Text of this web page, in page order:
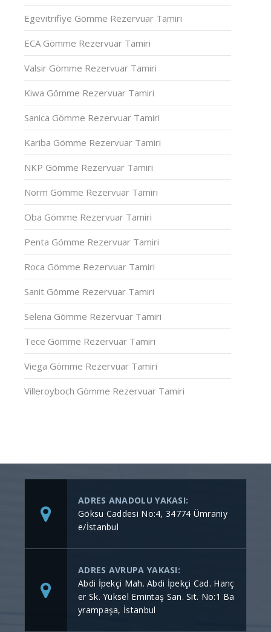
Egevitrifiye Gömme Rezervuar Tamiri
ECA Gömme Rezervuar Tamiri
Valsir Gömme Rezervuar Tamiri
Kiwa Gömme Rezervuar Tamiri
Sanica Gömme Rezervuar Tamiri
Kariba Gömme Rezervuar Tamiri
NKP Gömme Rezervuar Tamiri
Norm Gömme Rezervuar Tamiri
Oba Gömme Rezervuar Tamiri
Penta Gömme Rezervuar Tamiri
Roca Gömme Rezervuar Tamiri
Sanit Gömme Rezervuar Tamiri
Selena Gömme Rezervuar Tamiri
Tece Gömme Rezervuar Tamiri
Viega Gömme Rezervuar Tamiri
Villeroyboch Gömme Rezervuar Tamiri
ADRES ANADOLU YAKASI:
Göksu Caddesi No:4, 34774 Ümraniy
e/İstanbul
ADRES AVRUPA YAKASI:
Abdi İpekçi Mah. Abdi İpekçi Cad. Hanç
er Sk. Yüksel Emintaş San. Sit. No:1 Ba
yrampaşa, İstanbul